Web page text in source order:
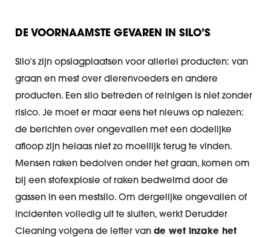
DE VOORNAAMSTE GEVAREN IN SILO’S
Silo’s zijn opslagplaatsen voor allerlei producten: van
graan en mest over dierenvoeders en andere
producten. Een silo betreden of reinigen is niet zonder
risico. Je moet er maar eens het nieuws op nalezen:
de berichten over ongevallen met een dodelijke
afloop zijn helaas niet zo moeilijk terug te vinden.
Mensen raken bedolven onder het graan, komen om
bij een stofexplosie of raken bedwelmd door de
gassen in een mestsilo. Om dergelijke ongevallen of
incidenten volledig uit te sluiten, werkt Derudder
Cleaning volgens de letter van de wet inzake het